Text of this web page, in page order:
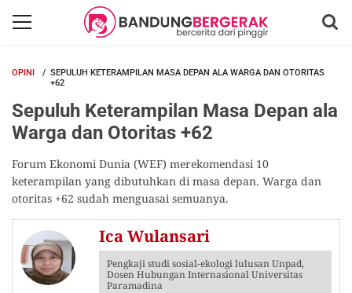
OPINI
SEPULUH KETERAMPILAN MASA DEPAN ALA WARGA DAN OTORITAS
+62
Sepuluh Keterampilan Masa Depan ala
Warga dan Otoritas +62
Forum Ekonomi Dunia (WEF) merekomendasi 10
keterampilan yang dibutuhkan di masa depan. Warga dan
otoritas +62 sudah menguasai semuanya.
Ica Wulansari
Pengkaji studi sosial-ekologi lulusan Unpad,
Dosen Hubungan Internasional Universitas
Paramadina